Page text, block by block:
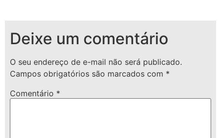
Deixe um comentário
O seu endereço de e-mail não será publicado.
Campos obrigatórios são marcados com *
Comentário *